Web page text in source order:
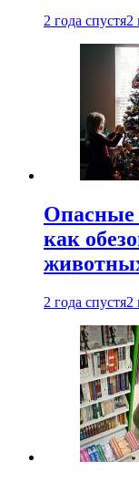
2 года спустя2
Опасные
как
2 года спустя2